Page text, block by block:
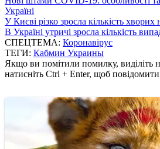
Україні
У Києві різко зросла кількість хворих
В Україні утричі зросла кількість
СПЕЦТЕМА: Коронавірус
ТЕГИ: Кабмин Украины
Якщо ви помітили помилку, виділіть
натисніть Ctrl + Enter, щоб